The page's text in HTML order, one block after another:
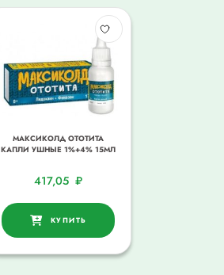
МАКСИКОЛД ОТОТИТА
КАПЛИ УШНЫЕ 1%+4% 15МЛ
417,05 ₽
КУПИТЬ